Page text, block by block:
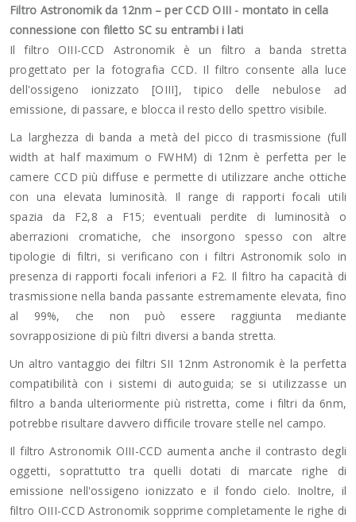
Filtro Astronomik da 12nm – per CCD OIII - montato in cella
connessione con filetto SC su entrambi i lati
Il filtro OIII-CCD Astronomik è un filtro a banda stretta
progettato per la fotografia CCD. Il filtro consente alla luce
dell'ossigeno ionizzato [OIII], tipico delle nebulose ad
emissione, di passare, e blocca il resto dello spettro visibile.
La larghezza di banda a metà del picco di trasmissione (full
width at half maximum o FWHM) di 12nm è perfetta per le
camere CCD più diffuse e permette di utilizzare anche ottiche
con una elevata luminosità. Il range di rapporti focali utili
spazia da F2,8 a F15; eventuali perdite di luminosità o
aberrazioni cromatiche, che insorgono spesso con altre
tipologie di filtri, si verificano con i filtri Astronomik solo in
presenza di rapporti focali inferiori a F2. Il filtro ha capacità di
trasmissione nella banda passante estremamente elevata, fino
al 99%, che non può essere raggiunta mediante
sovrapposizione di più filtri diversi a banda stretta.
Un altro vantaggio dei filtri SII 12nm Astronomik è la perfetta
compatibilità con i sistemi di autoguida; se si utilizzasse un
filtro a banda ulteriormente più ristretta, come i filtri da 6nm,
potrebbe risultare davvero difficile trovare stelle nel campo.
Il filtro Astronomik OIII-CCD aumenta anche il contrasto degli
oggetti, soprattutto tra quelli dotati di marcate righe di
emissione nell'ossigeno ionizzato e il fondo cielo. Inoltre, il
filtro OIII-CCD Astronomik sopprime completamente le righe di